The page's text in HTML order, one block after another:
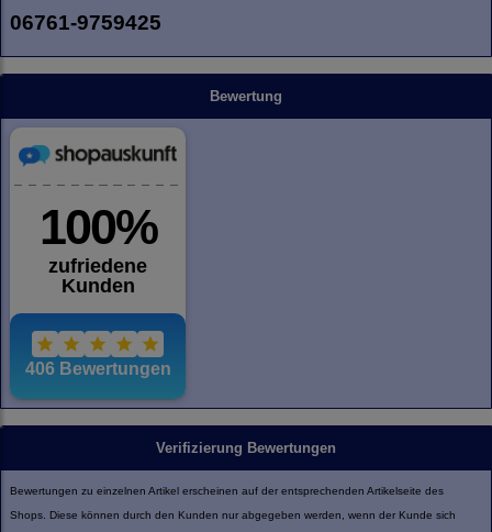
06761-9759425
Bewertung
Verifizierung Bewertungen
Bewertungen zu einzelnen Artikel erscheinen auf der entsprechenden Artikelseite des
Shops. Diese können durch den Kunden nur abgegeben werden, wenn der Kunde sich